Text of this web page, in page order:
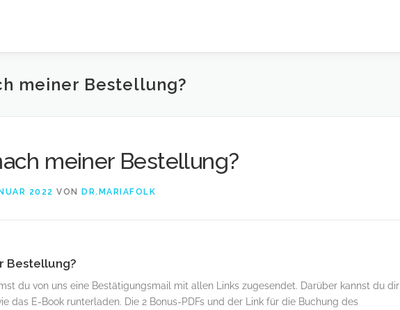
meiner Bestellung?
meiner Bestellung?
2022 VON DR.MARIAFOLK
Bestellung?
du von uns eine Bestätigungsmail mit allen Links zugesendet. Darüber kannst du dir
das E-Book runterladen. Die 2 Bonus-PDFs und der Link für die Buchung des